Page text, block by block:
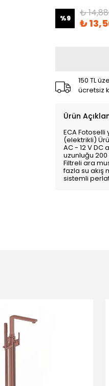
%9 ₺
₺
150 TL
ücretsiz
Ürün
ECA Fotoselli
(elektrikli)
AC - 12 V DC
uzunluğu 200
Filtreli ara
fazla su akış
sistemli